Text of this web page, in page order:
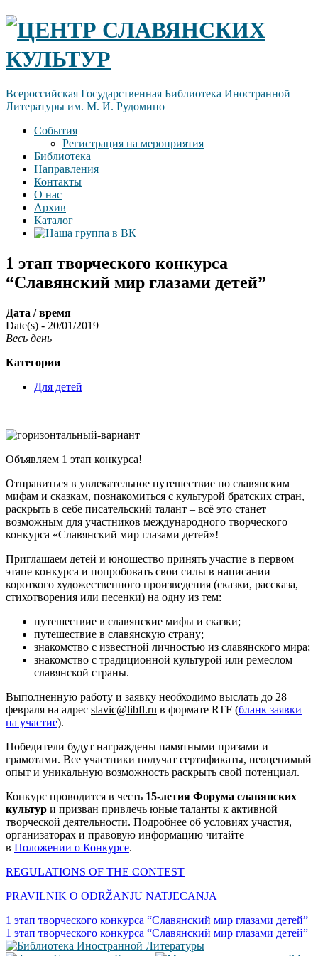
Skip
content
ЦЕНТР СЛАВЯНСКИХ
КУЛЬТУР
Всероссийская Государственная Библиотека Иностранной
Литературы им. М. И. Рудомино
События
Регистрация на мероприятия
Библиотека
Направления
Контакты
О нас
Архив
Каталог
1 этап творческого конкурса
“Славянский мир глазами детей”
Дата / время
Date(s) - 20/01/2019
Весь день
Категории
Для детей
Объявляем 1 этап конкурса!
Отправиться в увлекательное путешествие по славянским
мифам и сказкам, познакомиться с культурой братских стран,
раскрыть в себе писательский талант – всё это станет
возможным для участников международного творческого
конкурса «Славянский мир глазами детей»!
Приглашаем детей и юношество принять участие в первом
этапе конкурса и попробовать свои силы в написании
короткого художественного произведения (сказки, рассказа,
стихотворения или песенки) на одну из тем:
путешествие в славянские мифы и сказки;
путешествие в славянскую страну;
знакомство с известной личностью из славянского мира;
знакомство с традиционной культурой или ремеслом
славянской страны.
Выполненную работу и заявку необходимо выслать до 28
февраля на адрес slavic@libfl.ru в формате RTF (бланк заявки
на участие).
Победители будут награждены памятными призами и
грамотами. Все участники получат сертификаты, неоценимый
опыт и уникальную возможность раскрыть свой потенциал.
Конкурс проводится в честь 15-летия Форума славянских
культур и призван привлечь юные таланты к активной
творческой деятельности. Подробнее об условиях участия,
организаторах и правовую информацию читайте
в Положении о Конкурсе.
REGULATIONS OF THE CONTEST
PRAVILNIK O ODRŽANJU NATJECANJA
Навигация
по
1 этап творческого конкурса “Славянский мир глазами детей”
1 этап творческого конкурса “Славянский мир глазами детей”